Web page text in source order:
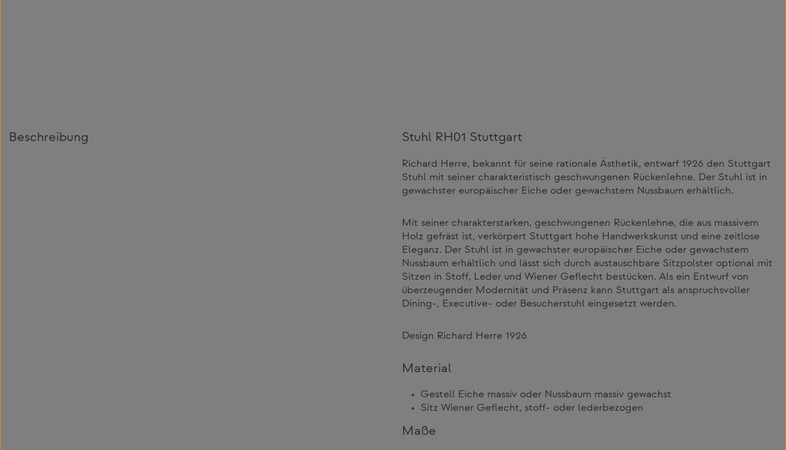
Beschreibung Stuhl RH01 Stuttgart
Richard Herre, bekannt für seine rationale Ästhetik, entwarf 1926 den Stuttgart
Stuhl mit seiner charakteristisch geschwungenen Rückenlehne. Der Stuhl ist in
gewachster europäischer Eiche oder gewachstem Nussbaum erhältlich.
Mit seiner charakterstarken, geschwungenen Rückenlehne, die aus massivem
Holz gefräst ist, verkörpert Stuttgart hohe Handwerkskunst und eine zeitlose
Eleganz. Der Stuhl ist in gewachster europäischer Eiche oder gewachstem
Nussbaum erhältlich und lässt sich durch austauschbare Sitzpolster optional mit
Sitzen in Stoff, Leder und Wiener Geflecht bestücken. Als ein Entwurf von
überzeugender Modernität und Präsenz kann Stuttgart als anspruchsvoller
Dining-, Executive- oder Besucherstuhl eingesetzt werden.
Design Richard Herre 1926
Material
Gestell Eiche massiv oder Nussbaum massiv gewachst
Sitz Wiener Geflecht, stoff- oder lederbezogen
Maße